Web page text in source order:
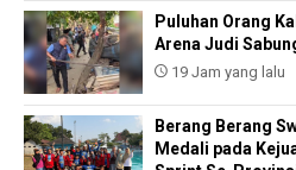
Puluhan Orang
Arena Judi
19 Jam yang lalu
Berang Berang
Medali pada